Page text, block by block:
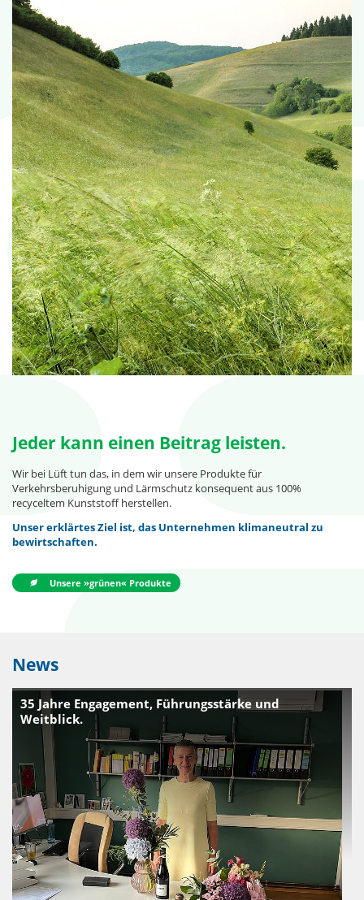
Jeder kann einen Beitrag leisten.
Wir bei Lüft tun das, in dem wir unsere Produkte für
Verkehrsberuhigung und Lärmschutz konsequent aus 100%
recyceltem Kunststoff herstellen.
Unser erklärtes Ziel ist, das Unternehmen klimaneutral zu
bewirtschaften.
Unsere »grünen« Produkte
News
35 Jahre Engagement, Führungsstärke und
Weitblick.